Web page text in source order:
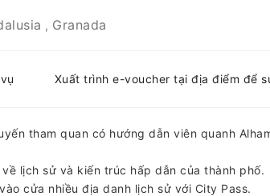
, Granada
Xuất trình e-voucher tại địa điểm để
tham quan có hướng dẫn viên quanh
lịch sử và kiến ​​trúc hấp dẫn của thành phố.
cửa nhiều địa danh lịch sử với City Pass.